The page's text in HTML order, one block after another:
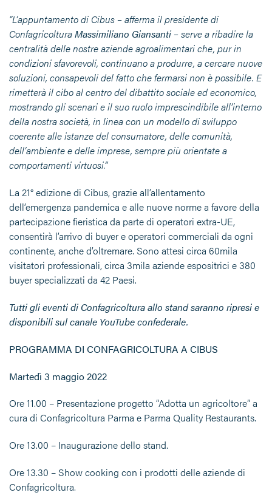
“L’appuntamento di Cibus – afferma il presidente di
ConfagricolturaMassimiliano Giansanti – serve a ribadire la
centralità delle nostre aziende agroalimentari che, pur in
condizioni sfavorevoli, continuano a produrre, a cercare nuove
soluzioni, consapevoli del fatto che fermarsi non è possibile. E
rimetterà il cibo al centro del dibattito sociale ed economico,
mostrando gli scenari e il suo ruolo imprescindibile all’interno
della nostra società, in linea con un modello di sviluppo
coerente alle istanze del consumatore, delle comunità,
dell’ambiente e delle imprese, sempre più orientate a
comportamenti virtuosi.”
La 21° edizione di Cibus, grazie all’allentamento
dell’emergenza pandemica e alle nuove norme a favore della
partecipazione fieristica da parte di operatori extra-UE,
consentirà l’arrivo di buyer e operatori commerciali da ogni
continente, anche d’oltremare. Sono attesi circa 60mila
visitatori professionali, circa 3mila aziende espositrici e 380
buyer specializzati da 42 Paesi.
Tutti gli eventi di Confagricoltura allo stand saranno ripresi e
disponibili sul canale YouTube confederale.
PROGRAMMA DI CONFAGRICOLTURA A CIBUS
Martedì 3 maggio 2022
Ore 11.00 – Presentazione progetto “Adotta un agricoltore” a
cura di Confagricoltura Parma e Parma Quality Restaurants.
Ore 13.00 – Inaugurazione dello stand.
Ore 13.30 – Show cooking con i prodotti delle aziende di
Confagricoltura.